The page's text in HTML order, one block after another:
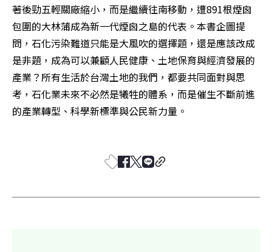
著後勁五輕關廠縮小，而是繼續往南移動，遭891根煙囪
包圍的大林蒲成為新一代煙囪之島的代表。本書企圖提
問，石化污染難道只能是大風吹的選擇題，還是應該改成
是非題，成為可以兼顧人民健康、土地保育與經濟發展的
產業？所有生活於台灣土地的我們，都要共同面對與思
考，石化業未來不必然是犧牲的體系，而是催生不斷前進
的產業轉型、科學新標準與公民新力量。